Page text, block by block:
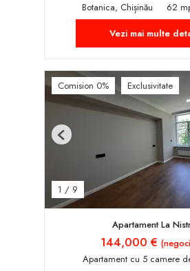
Botanica, Chișinău
62
Vezi mai multe
Comision 0% Exclusivitate
1 / 9
Previous
Apartament La
144,000 €
Apartament cu 5 camere